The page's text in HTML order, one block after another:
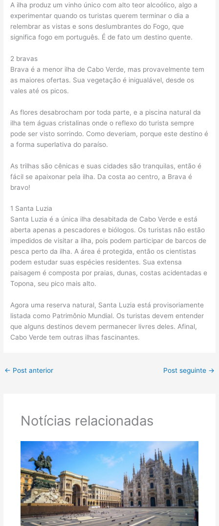
A ilha produz um vinho único com alto teor alcoólico, algo a
experimentar quando os turistas querem terminar o dia a
relembrar as vistas e sons deslumbrantes do Fogo, que
significa fogo em português. É de fato um destino quente.
2 bravas
Brava é a menor ilha de Cabo Verde, mas provavelmente tem
as maiores ofertas. Sua vegetação é inigualável, desde os
vales até os picos.
As flores desabrocham por toda parte, e a piscina natural da
ilha tem águas cristalinas onde o reflexo do turista sempre
pode ser visto sorrindo. Como deveriam, porque este destino é
a forma superlativa do paraíso.
As trilhas são cênicas e suas cidades são tranquilas, então é
fácil se apaixonar pela ilha. Da costa ao centro, a Brava é
bravo!
1 Santa Luzia
Santa Luzia é a única ilha desabitada de Cabo Verde e está
aberta apenas a pescadores e biólogos. Os turistas não estão
impedidos de visitar a ilha, pois podem participar de barcos de
pesca perto da ilha. A área é protegida, então os cientistas
podem estudar suas espécies residentes. Sua extensa
paisagem é composta por praias, dunas, costas acidentadas e
Topona, seu pico mais alto.
Agora uma reserva natural, Santa Luzia está provisoriamente
listada como Patrimônio Mundial. Os turistas devem entender
que alguns destinos devem permanecer livres deles. Afinal,
Cabo Verde tem outras ilhas fascinantes.
← Post anterior Post seguinte →
Notícias relacionadas